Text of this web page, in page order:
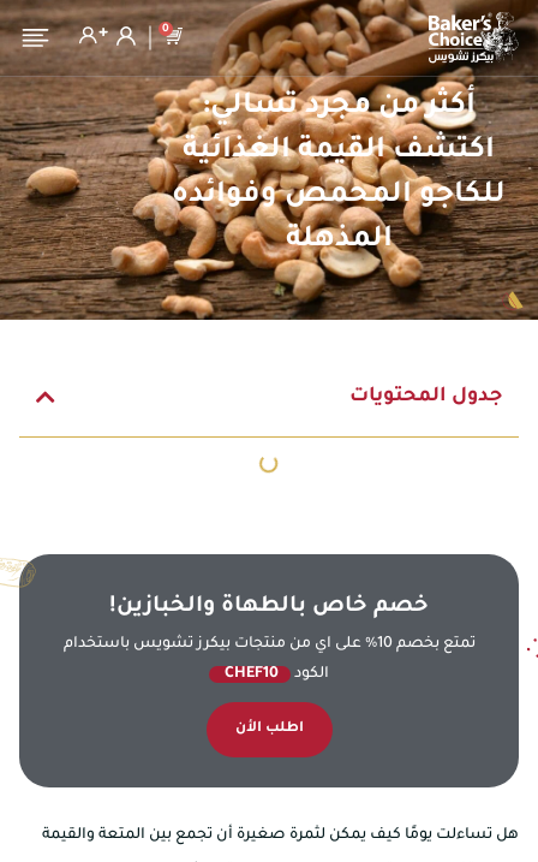
0
أكثر من مجرد تسالي:
اكتشف القيمة الغذائية
للكاجو المحمص وفوائده
المذهلة
جدول المحتويات
خصم خاص بالطهاة والخبازين!
تمتع بخصم 10% على اي من منتجات بيكرز تشويس باستخدام
الكود
CHEF10
اطلب الأن
هل تساءلت يومًا كيف يمكن لثمرة صغيرة أن تجمع بين المتعة والقيمة